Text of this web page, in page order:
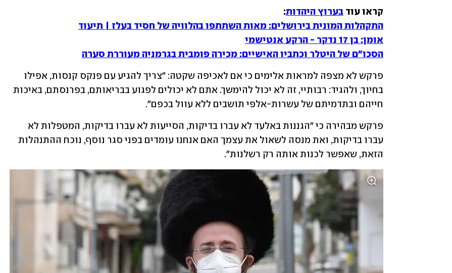
קראו עוד בערוץ היהדות:
התקהלות המונית בירושלים: מאות השתתפו בהלוויה של חסיד בעלז | תיעוד
אומן: בן 17 נדקר - הרקע אנטישמי
הסכו"ם של היטלר וכתביו האישיים: מכירה פומבית בגרמניה מעוררת סערה
חייהם ובתדמיתם של עשרות-אלפי תושבים ללא עוול בכפם".
הזאת, שאפשר לכנות אותה רק רשלנות".